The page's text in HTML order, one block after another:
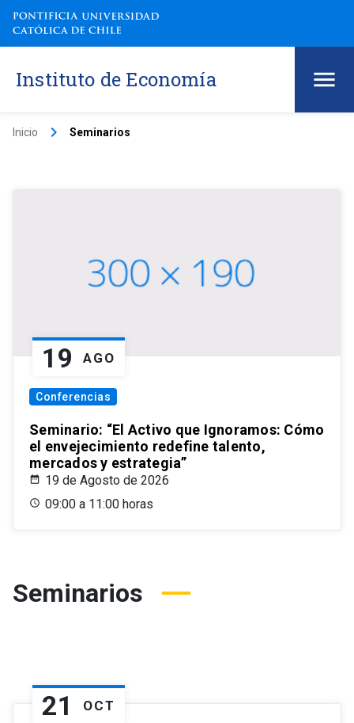
Instituto de Economía
Inicio keyboard_arrow_right Seminarios
19 AGO
Conferencias
Seminario: “El Activo que Ignoramos: Cómo
el envejecimiento redefine talento,
mercados y estrategia”
19 de Agosto de 2026
09:00 a 11:00 horas
Seminarios
21 OCT